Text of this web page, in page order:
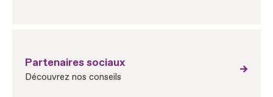
Partenaires sociaux
Découvrez nos conseils